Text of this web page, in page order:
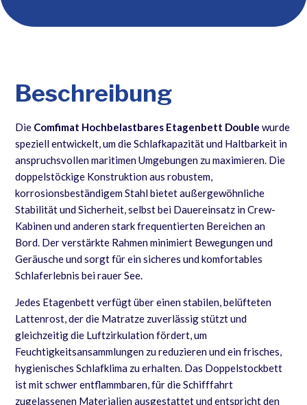
Beschreibung
Die Comfimat Hochbelastbares Etagenbett Doublewurde
speziell entwickelt, um die Schlafkapazität und Haltbarkeit in
anspruchsvollen maritimen Umgebungen zu maximieren. Die
doppelstöckige Konstruktion aus robustem,
korrosionsbeständigem Stahl bietet außergewöhnliche
Stabilität und Sicherheit, selbst bei Dauereinsatz in Crew-
Kabinen und anderen stark frequentierten Bereichen an
Bord. Der verstärkte Rahmen minimiert Bewegungen und
Geräusche und sorgt für ein sicheres und komfortables
Schlaferlebnis bei rauer See.
Jedes Etagenbett verfügt über einen stabilen, belüfteten
Lattenrost, der die Matratze zuverlässig stützt und
gleichzeitig die Luftzirkulation fördert, um
Feuchtigkeitsansammlungen zu reduzieren und ein frisches,
hygienisches Schlafklima zu erhalten. Das Doppelstockbett
ist mit schwer entflammbaren, für die Schifffahrt
zugelassenen Materialien ausgestattet und entspricht den